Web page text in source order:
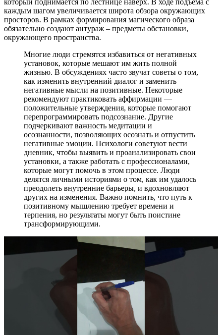
каждым шагом увеличивается широта обзора окружающих
просторов. В рамках формирования магического образа
обязательно создают антураж – предметы обстановки,
окружающего пространства.
Многие люди стремятся избавиться от негативных
установок, которые мешают им жить полной
жизнью. В обсуждениях часто звучат советы о том,
как изменить внутренний диалог и заменить
негативные мысли на позитивные. Некоторые
рекомендуют практиковать аффирмации —
положительные утверждения, которые помогают
перепрограммировать подсознание. Другие
подчеркивают важность медитации и
осознанности, позволяющих осознать и отпустить
негативные эмоции. Психологи советуют вести
дневник, чтобы выявить и проанализировать свои
установки, а также работать с профессионалами,
которые могут помочь в этом процессе. Люди
делятся личными историями о том, как им удалось
преодолеть внутренние барьеры, и вдохновляют
других на изменения. Важно помнить, что путь к
позитивному мышлению требует времени и
терпения, но результаты могут быть поистине
трансформирующими.